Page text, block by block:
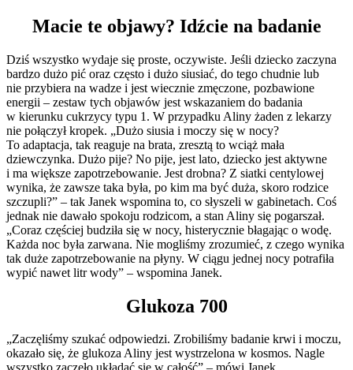
Macie te objawy? Idźcie na badanie
Dziś wszystko wydaje się proste, oczywiste. Jeśli dziecko zaczyna
bardzo dużo pić oraz często i dużo siusiać, do tego chudnie lub
nie przybiera na wadze i jest wiecznie zmęczone, pozbawione
energii – zestaw tych objawów jest wskazaniem do badania
w kierunku cukrzycy typu 1. W przypadku Aliny żaden z lekarzy
nie połączył kropek. „Dużo siusia i moczy się w nocy?
To adaptacja, tak reaguje na brata, zresztą to wciąż mała
dziewczynka. Dużo pije? No pije, jest lato, dziecko jest aktywne
i ma większe zapotrzebowanie. Jest drobna? Z siatki centylowej
wynika, że zawsze taka była, po kim ma być duża, skoro rodzice
szczupli?” – tak Janek wspomina to, co słyszeli w gabinetach. Coś
jednak nie dawało spokoju rodzicom, a stan Aliny się pogarszał.
„Coraz częściej budziła się w nocy, histerycznie błagając o wodę.
Każda noc była zarwana. Nie mogliśmy zrozumieć, z czego wynika
tak duże zapotrzebowanie na płyny. W ciągu jednej nocy potrafiła
wypić nawet litr wody” – wspomina Janek.
Glukoza 700
„Zaczęliśmy szukać odpowiedzi. Zrobiliśmy badanie krwi i moczu,
okazało się, że glukoza Aliny jest wystrzelona w kosmos. Nagle